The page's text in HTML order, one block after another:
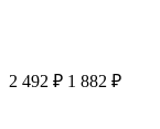
2 492 ₽ 1 882 ₽